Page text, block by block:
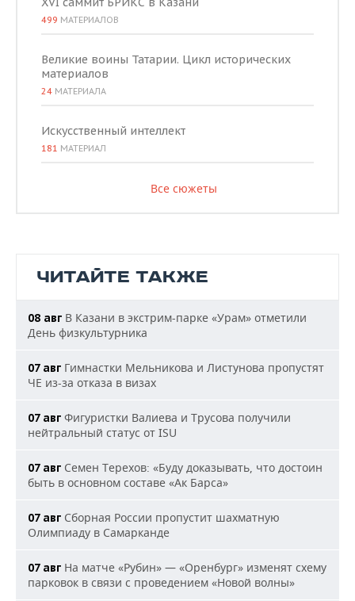
499 МАТЕРИАЛОВ
Великие воины Татарии. Цикл исторических
материалов
24 МАТЕРИАЛА
Искусственный интеллект
181 МАТЕРИАЛ
Все сюжеты
ЧИТАЙТЕ ТАКЖЕ
08 авг В Казани в экстрим-парке «Урам» отметили
День физкультурника
07 авг Гимнастки Мельникова и Листунова пропустят
ЧЕ из-за отказа в визах
07 авг Фигуристки Валиева и Трусова получили
нейтральный статус от ISU
07 авг Семен Терехов: «Буду доказывать, что достоин
быть в основном составе «Ак Барса»
07 авг Сборная России пропустит шахматную
Олимпиаду в Самарканде
07 авг На матче «Рубин» — «Оренбург» изменят схему
парковок в связи с проведением «Новой волны»